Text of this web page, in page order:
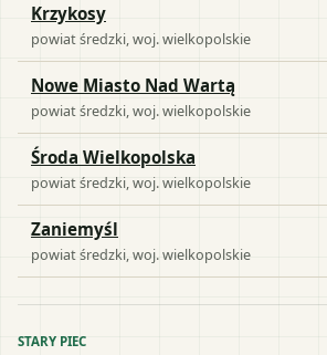
Krzykosy
powiatśredzki , woj.wielkopolskie
Nowe Miasto Nad Wartą
powiatśredzki , woj.wielkopolskie
Środa Wielkopolska
powiatśredzki , woj.wielkopolskie
Zaniemyśl
powiatśredzki , woj.wielkopolskie
STARY PIEC